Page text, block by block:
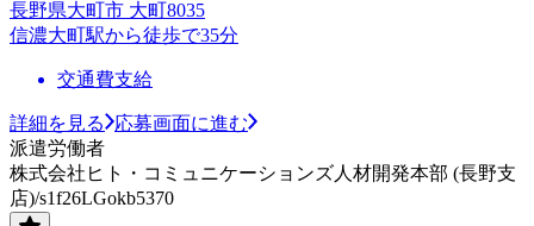
長野県大町市 大町8035
信濃大町駅から徒歩で35分
交通費支給
詳細を見る
応募画面に進む
派遣労働者
株式会社ヒト・コミュニケーションズ人材開発本部 (長野支
店)/s1f26LGokb5370